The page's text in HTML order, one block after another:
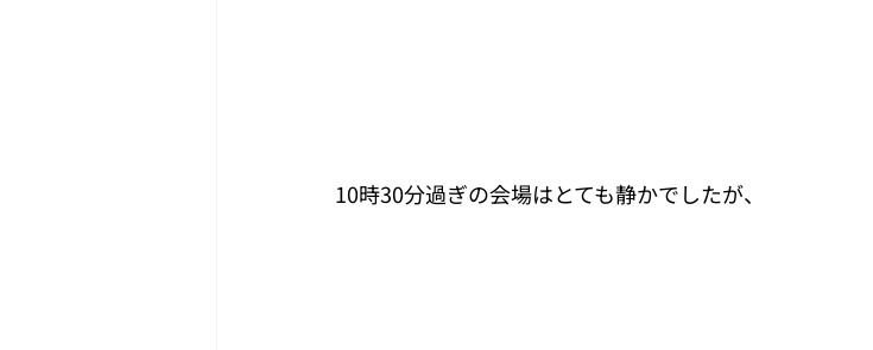
10時30分過ぎの会場はとても静かでしたが、